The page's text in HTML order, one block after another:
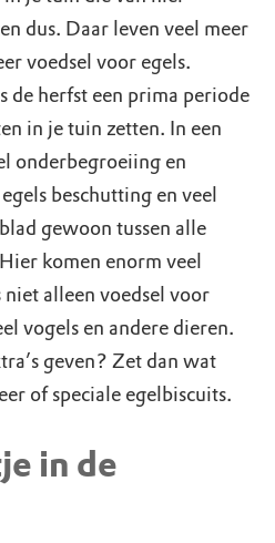
dus. Daar leven veel meer
voedsel voor egels.
de herfst een prima periode
in je tuin zetten. In een
onderbegroeiing en
beschutting en veel
gewoon tussen alle
komen enorm veel
niet alleen voedsel voor
vogels en andere dieren.
geven? Zet dan wat
of speciale egelbiscuits.
in de